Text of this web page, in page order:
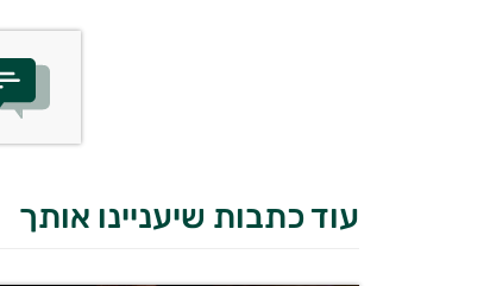
עוד כתבות שיעניינו אותך